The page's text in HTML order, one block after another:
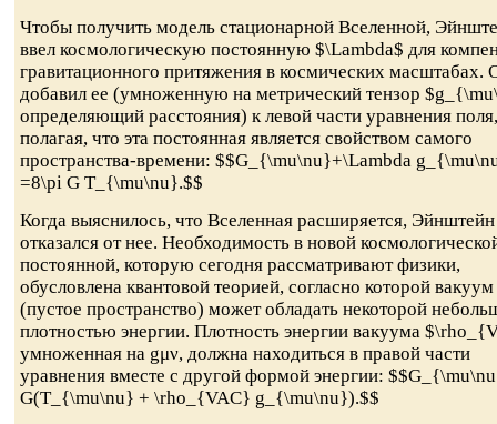
Чтобы получить модель стационарной Вселенной,
ввел космологическую постоянную $\Lambda$ для
гравитационного притяжения в космических масштабах.
добавил ее (умноженную на метрический тензор
определяющий расстояния) к левой части уравнения поля,
полагая, что эта постоянная является свойством самого
пространства-времени: $$G_{\mu\nu}+\Lambda
=8\pi G T_{\mu\nu}.$$
Когда выяснилось, что Вселенная расширяется, Эйнштейн
отказался от нее. Необходимость в новой
постоянной, которую сегодня рассматривают физики,
обусловлена квантовой теорией, согласно которой вакуум
(пустое пространство) может обладать некоторой
плотностью энергии. Плотность энергии вакуума
умноженная на gμν, должна находиться в правой части
уравнения вместе с другой формой энергии:
G(T_{\mu\nu} + \rho_{VAC} g_{\mu\nu}).$$